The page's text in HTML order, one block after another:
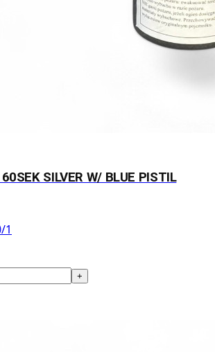
SILVER W/ BLUE PISTIL
1
+